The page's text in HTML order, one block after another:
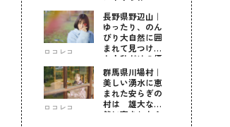
に出会う旅
ロコレコ
長野県野辺山｜
ゆったり、のん
びり大自然に囲
まれて見つけ
た！私だけの優
しい自分時間
ロコレコ
群馬県川場村｜
美しい湧水に恵
まれた安らぎの
村は 雄大な自
然に育まれた心